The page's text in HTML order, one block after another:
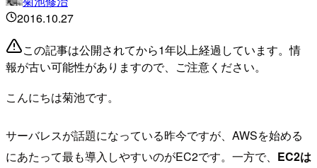
2016.10.27
この記事は公開されてから1年以上経過しています。情
報が古い可能性がありますので、ご注意ください。
こんにちは菊池です。
サーバレスが話題になっている昨今ですが、AWSを始める
にあたって最も導入しやすいのがEC2です。一方で、 EC2は